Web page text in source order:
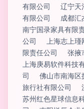
有限公司
辽宁天
有限公司
成都汇
南宁国录家具有限
公司
上海志上
限责任公司
张掖
上海庚易软件科技
司
佛山市南海区
旅行社有限公司
苏州红色星球信息